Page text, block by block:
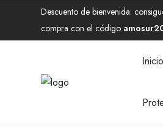
Descuento de bienvenida:
compra con el código
Inicio